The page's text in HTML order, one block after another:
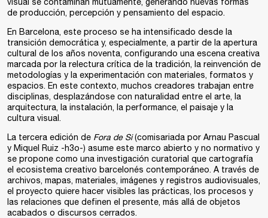
de producción, percepción y pensamiento del espacio.
En Barcelona, este proceso se ha intensificado desde la
transición democrática y, especialmente, a partir de la apertura
cultural de los años noventa, configurando una escena creativa
marcada por la relectura crítica de la tradición, la reinvención de
metodologías y la experimentación con materiales, formatos y
espacios. En este contexto, muchos creadores trabajan entre
disciplinas, desplazándose con naturalidad entre el arte, la
arquitectura, la instalación, la performance, el paisaje y la
cultura visual.
La tercera edición de Fora de Si(comisariada por Arnau Pascual
y Miquel Ruiz -h3o-) asume este marco abierto y no normativo y
se propone como una investigación curatorial que cartografía
el ecosistema creativo barcelonés contemporáneo. A través de
archivos, mapas, materiales, imágenes y registros audiovisuales,
el proyecto quiere hacer visibles las prácticas, los procesos y
las relaciones que definen el presente, más allá de objetos
acabados o discursos cerrados.